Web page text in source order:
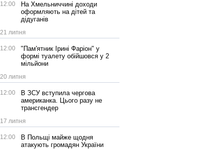
12:00
На Хмельниччині доходи
оформляють на дітей та
дідуганів
21 липня
12:00
"Пам'ятник Ірині Фаріон" у
формі туалету обійшовся у 2
мільйони
20 липня
12:00
В ЗСУ вступила чергова
американка. Цього разу не
трансгендер
17 липня
12:00
В Польщі майже щодня
атакують громадян України